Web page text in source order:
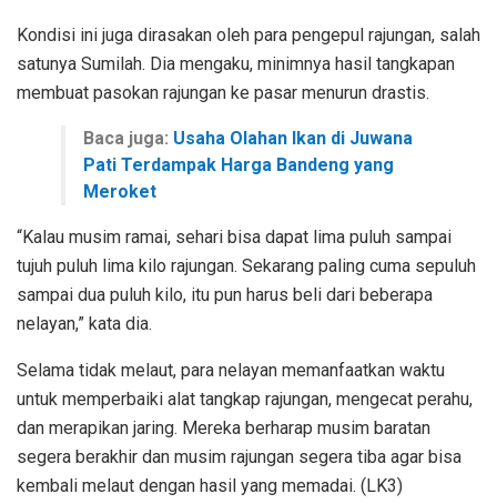
Kondisi ini juga dirasakan oleh para pengepul rajungan, salah
satunya Sumilah. Dia mengaku, minimnya hasil tangkapan
membuat pasokan rajungan ke pasar menurun drastis.
Baca juga: Usaha Olahan Ikan di Juwana
Pati Terdampak Harga Bandeng yang
Meroket
“Kalau musim ramai, sehari bisa dapat lima puluh sampai
tujuh puluh lima kilo rajungan. Sekarang paling cuma sepuluh
sampai dua puluh kilo, itu pun harus beli dari beberapa
nelayan,” kata dia.
Selama tidak melaut, para nelayan memanfaatkan waktu
untuk memperbaiki alat tangkap rajungan, mengecat perahu,
dan merapikan jaring. Mereka berharap musim baratan
segera berakhir dan musim rajungan segera tiba agar bisa
kembali melaut dengan hasil yang memadai. (LK3)